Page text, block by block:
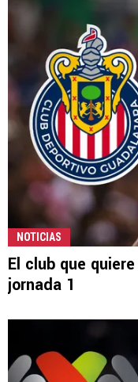
NOTICIAS
El club que
jornada 1